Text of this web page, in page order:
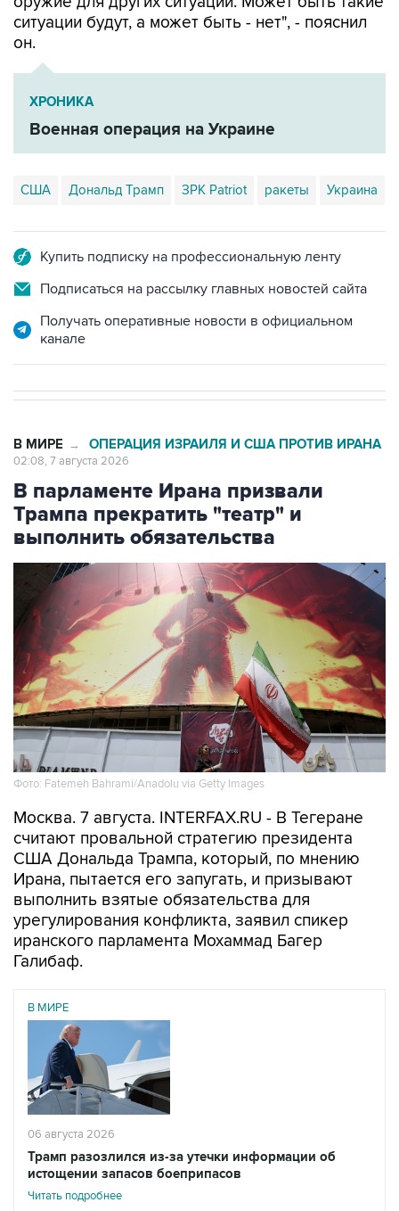
ситуации будут, а может быть - нет", - пояснил
он.
ХРОНИКА
Военная операция на Украине
США Дональд Трамп ЗРК Patriot ракеты Украина
Купить подписку на профессиональную ленту
Подписаться на рассылку главных новостей сайта
Получать оперативные новости в официальном
канале
В МИРЕ → ОПЕРАЦИЯ ИЗРАИЛЯ И США ПРОТИВ ИРАНА
02:08, 7 августа 2026
В парламенте Ирана призвали
Трампа прекратить "театр" и
выполнить обязательства
Фото: Fatemeh Bahrami/Anadolu via Getty Images
Москва. 7 августа. INTERFAX.RU - В Тегеране
считают провальной стратегию президента
США Дональда Трампа, который, по мнению
Ирана, пытается его запугать, и призывают
выполнить взятые обязательства для
урегулирования конфликта, заявил спикер
иранского парламента Мохаммад Багер
Галибаф.
В МИРЕ
06 августа 2026
Трамп разозлился из-за утечки информации об
истощении запасов боеприпасов
Читать подробнее